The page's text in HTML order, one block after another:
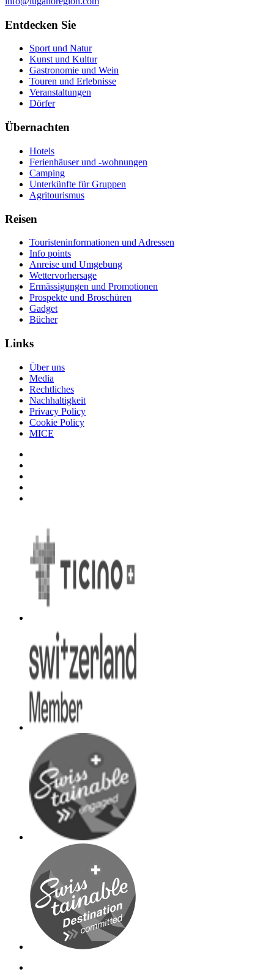
Entdecken Sie
Sport und Natur
Kunst und Kultur
Gastronomie und Wein
Touren und Erlebnisse
Veranstaltungen
Dörfer
Übernachten
Hotels
Ferienhäuser und -wohnungen
Camping
Unterkünfte für Gruppen
Agritourismus
Reisen
Touristeninformationen und Adressen
Info points
Anreise und Umgebung
Wettervorhersage
Ermässigungen und Promotionen
Prospekte und Broschüren
Gadget
Bücher
Links
Über uns
Media
Rechtliches
Nachhaltigkeit
Privacy Policy
Cookie Policy
MICE